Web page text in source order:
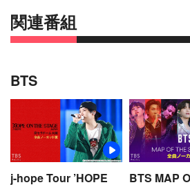
の観光地を訪れ記念撮影、
前もって探しておいたレスト
ックスはJUNG KOOKのバスキ
ンス)である。ふらり立ち寄った
リートミュージシャンたちが
るのを目撃したJUNG KOOKは
ってみたい！」と制作陣にリ
が駆け付け交渉し、即興での
知らせを聞きつけたJINとJ-
関連番組
BTS
j-hope Tour ’HOPE
BTS MAP